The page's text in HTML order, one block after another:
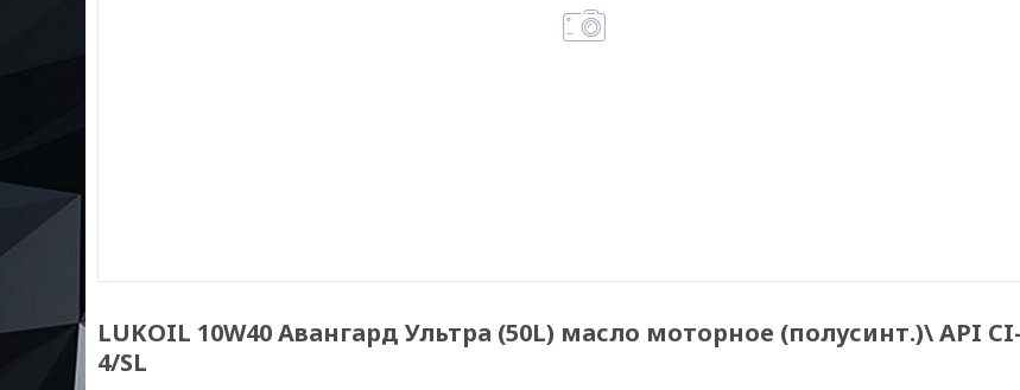
LUKOIL 10W40 Авангард Ультра (50L) масло моторное (полусинт.)\ API CI-
4/SL